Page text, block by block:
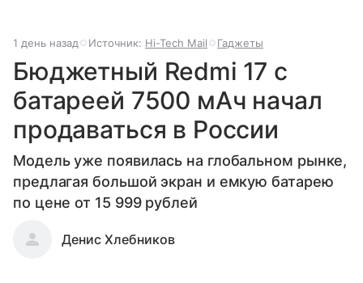
1 день назад Источник: Hi-Tech Mail Гаджеты
Бюджетный Redmi 17 с
батареей 7500 мАч начал
продаваться в России
Модель уже появилась на глобальном рынке,
предлагая большой экран и емкую батарею
по цене от 15 999 рублей
Денис Хлебников